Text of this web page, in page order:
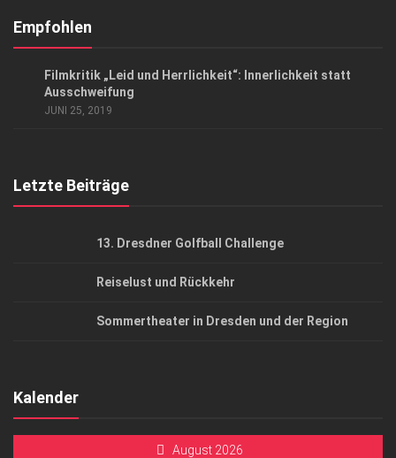
Kontakt, Impressum
Empfohlen
Filmkritik „Leid und Herrlichkeit“: Innerlichkeit statt
Ausschweifung
JUNI 25, 2019
Letzte Beiträge
13. Dresdner Golfball Challenge
Reiselust und Rückkehr
Sommertheater in Dresden und der Region
Kalender
August 2026